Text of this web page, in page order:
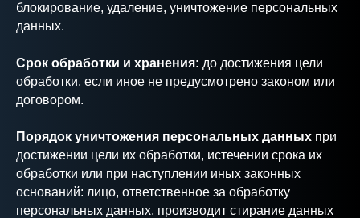
блокирование, удаление, уничтожение персональных
данных.
Срок обработки и хранения: до достижения цели
обработки, если иное не предусмотрено законом или
договором.
Порядок уничтожения персональных данных при
достижении цели их обработки, истечении срока их
обработки или при наступлении иных законных
оснований: лицо, ответственное за обработку
персональных данных, производит стирание данных